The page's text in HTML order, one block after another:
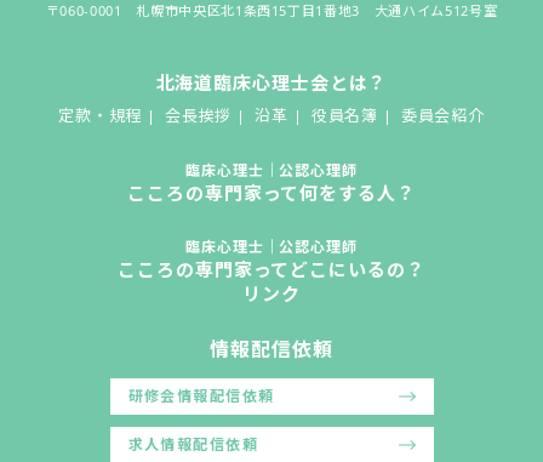
〒060-0001 札幌市中央区北1条西15丁目1番地3 大通ハイム512号室
北海道臨床心理士会とは？
定款・規程 会長挨拶 沿革 役員名簿 委員会紹介
臨床心理士｜公認心理師
こころの専門家って何をする人？
臨床心理士｜公認心理師
こころの専門家ってどこにいるの？
リンク
情報配信依頼
研修会情報配信依頼
求人情報配信依頼